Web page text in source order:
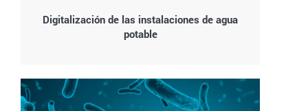
Digitalización de las instalaciones de agua
potable